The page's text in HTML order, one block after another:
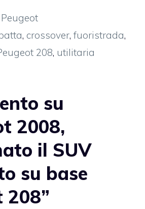
Peugeot
, crossover,fuoristrada,
208, utilitaria
su
2008,
il SUV
su base
208”